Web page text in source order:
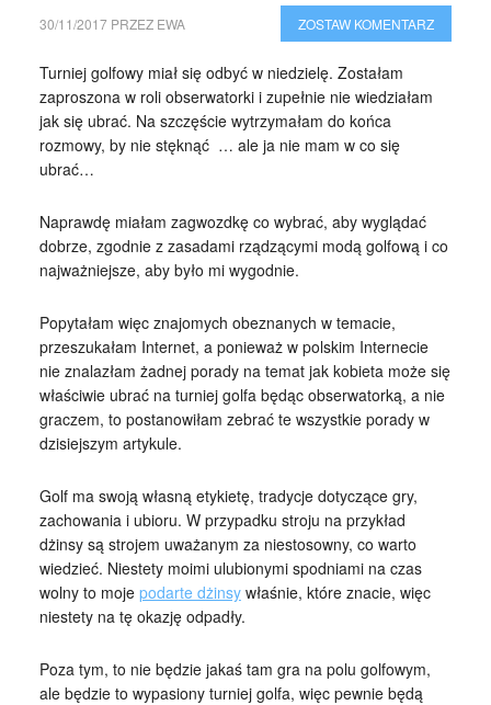
30/11/2017PRZEZ EWA ZOSTAW KOMENTARZ
Turniej golfowy miał się odbyć w niedzielę. Zostałam
zaproszona w roli obserwatorki i zupełnie nie wiedziałam
jak się ubrać. Na szczęście wytrzymałam do końca
rozmowy, by nie stęknąć … ale ja nie mam w co się
ubrać…
Naprawdę miałam zagwozdkę co wybrać, aby wyglądać
dobrze, zgodnie z zasadami rządzącymi modą golfową i co
najważniejsze, aby było mi wygodnie.
Popytałam więc znajomych obeznanych w temacie,
przeszukałam Internet, a ponieważ w polskim Internecie
nie znalazłam żadnej porady na temat jak kobieta może się
właściwie ubrać na turniej golfa będąc obserwatorką, a nie
graczem, to postanowiłam zebrać te wszystkie porady w
dzisiejszym artykule.
Golf ma swoją własną etykietę, tradycje dotyczące gry,
zachowania i ubioru. W przypadku stroju na przykład
dżinsy są strojem uważanym za niestosowny, co warto
wiedzieć. Niestety moimi ulubionymi spodniami na czas
wolny to moje podarte dżinsywłaśnie, które znacie, więc
niestety na tę okazję odpadły.
Poza tym, to nie będzie jakaś tam gra na polu golfowym,
ale będzie to wypasiony turniej golfa, więc pewnie będą